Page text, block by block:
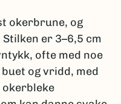
okerbrune, og
er 3–6,5 cm
ofte med noe
og vridd, med